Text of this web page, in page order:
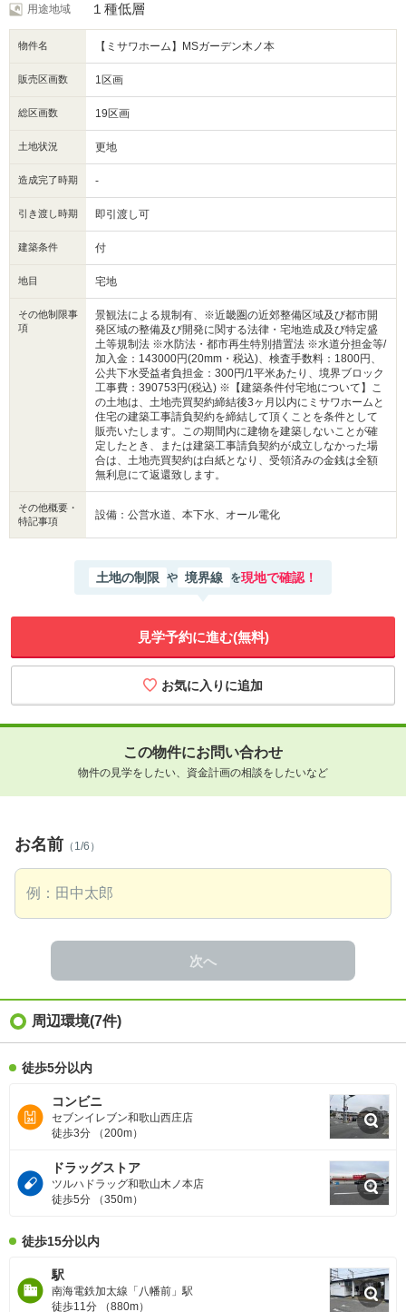
用途地域 １種低層
物件名 【ミサワホーム】MSガーデン木ノ本
販売区画数 1区画
総区画数 19区画
土地状況 更地
造成完了時期 -
引き渡し時期 即引渡し可
建築条件 付
地目 宅地
その他制限事
項
景観法による規制有、※近畿圏の近郊整備区域及び都市開
発区域の整備及び開発に関する法律・宅地造成及び特定盛
土等規制法 ※水防法・都市再生特別措置法 ※水道分担金等/
加入金：143000円(20mm・税込)、検査手数料：1800円、
公共下水受益者負担金：300円/1平米あたり、境界ブロック
工事費：390753円(税込) ※【建築条件付宅地について】こ
の土地は、土地売買契約締結後3ヶ月以内にミサワホームと
住宅の建築工事請負契約を締結して頂くことを条件として
販売いたします。この期間内に建物を建築しないことが確
定したとき、または建築工事請負契約が成立しなかった場
合は、土地売買契約は白紙となり、受領済みの金銭は全額
無利息にて返還致します。
その他概要・
特記事項
設備：公営水道、本下水、オール電化
土地の制限 や 境界線 を現地で確認！
見学予約に進む(無料)
この物件にお問い合わせ
物件の見学をしたい、資金計画の相談をしたいなど
お名前 （1/6）
次へ
周辺環境(7件)
徒歩5分以内
コンビニ
セブンイレブン和歌山西庄店
徒歩3分 （200m）
ドラッグストア
ツルハドラッグ和歌山木ノ本店
徒歩5分 （350m）
徒歩15分以内
駅
南海電鉄加太線「八幡前」駅
徒歩11分 （880m）